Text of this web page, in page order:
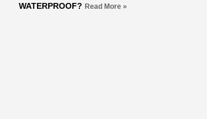
WATERPROOF? Read More »